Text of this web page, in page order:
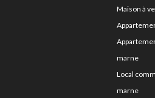
Maison à
marne
Local
marne